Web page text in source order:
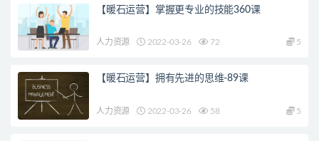
【暖石运营】掌握更专业的技能360课
人力资源 2022-03-26 72 5
【暖石运营】拥有先进的思维-89课
人力资源 2022-03-26 58 5